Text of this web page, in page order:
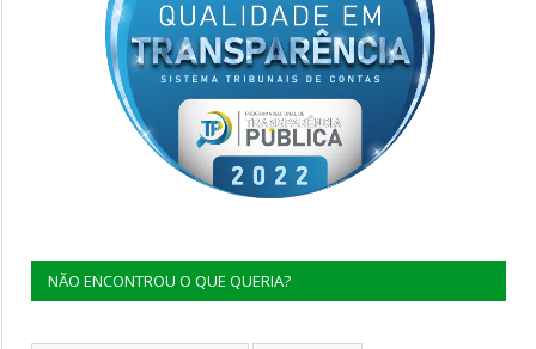
NÃO ENCONTROU O QUE QUERIA?